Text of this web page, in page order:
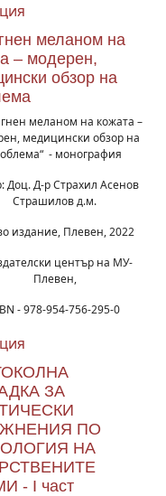
меланом на
– модерен,
обзор на
меланом на кожата –
медицински обзор на
- монография
Доц. Д-р Страхил Асенов
Страшилов д.м.
издание, Плевен, 2022
център на МУ-
Плевен,
- 978-954-756-295-0
ЗА
ПО
НА
- I част